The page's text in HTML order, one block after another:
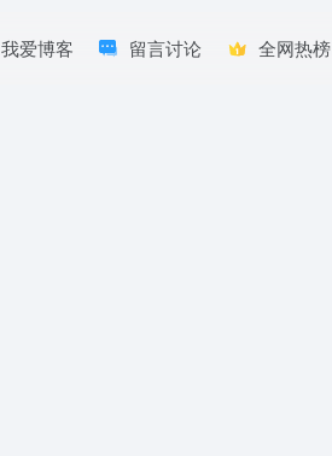
我爱博客 留言讨论 全网热榜